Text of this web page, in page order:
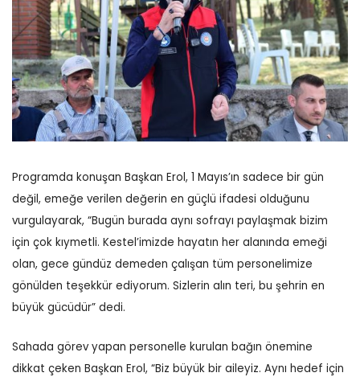
Programda konuşan Başkan Erol, 1 Mayıs’ın sadece bir gün
değil, emeğe verilen değerin en güçlü ifadesi olduğunu
vurgulayarak, “Bugün burada aynı sofrayı paylaşmak bizim
için çok kıymetli. Kestel’imizde hayatın her alanında emeği
olan, gece gündüz demeden çalışan tüm personelimize
gönülden teşekkür ediyorum. Sizlerin alın teri, bu şehrin en
büyük gücüdür” dedi.
Sahada görev yapan personelle kurulan bağın önemine
dikkat çeken Başkan Erol, “Biz büyük bir aileyiz. Aynı hedef için